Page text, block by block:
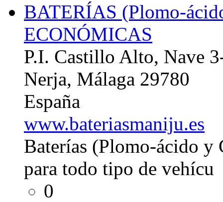
BATERÍAS (Plomo-
ECONÓMICAS
P.I. Castillo Alto, Nave
Nerja, Málaga 29780
España
www.bateriasmaniju.es
Baterías (Plomo-ácido y
para todo tipo de vehícu
0